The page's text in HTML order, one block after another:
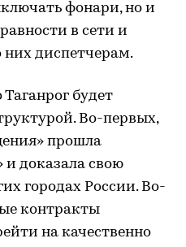
фонари, но и
в сети и
них диспетчерам.
будет
Во-первых,
прошла
доказала свою
городах России. Во-
контракты
на качественно